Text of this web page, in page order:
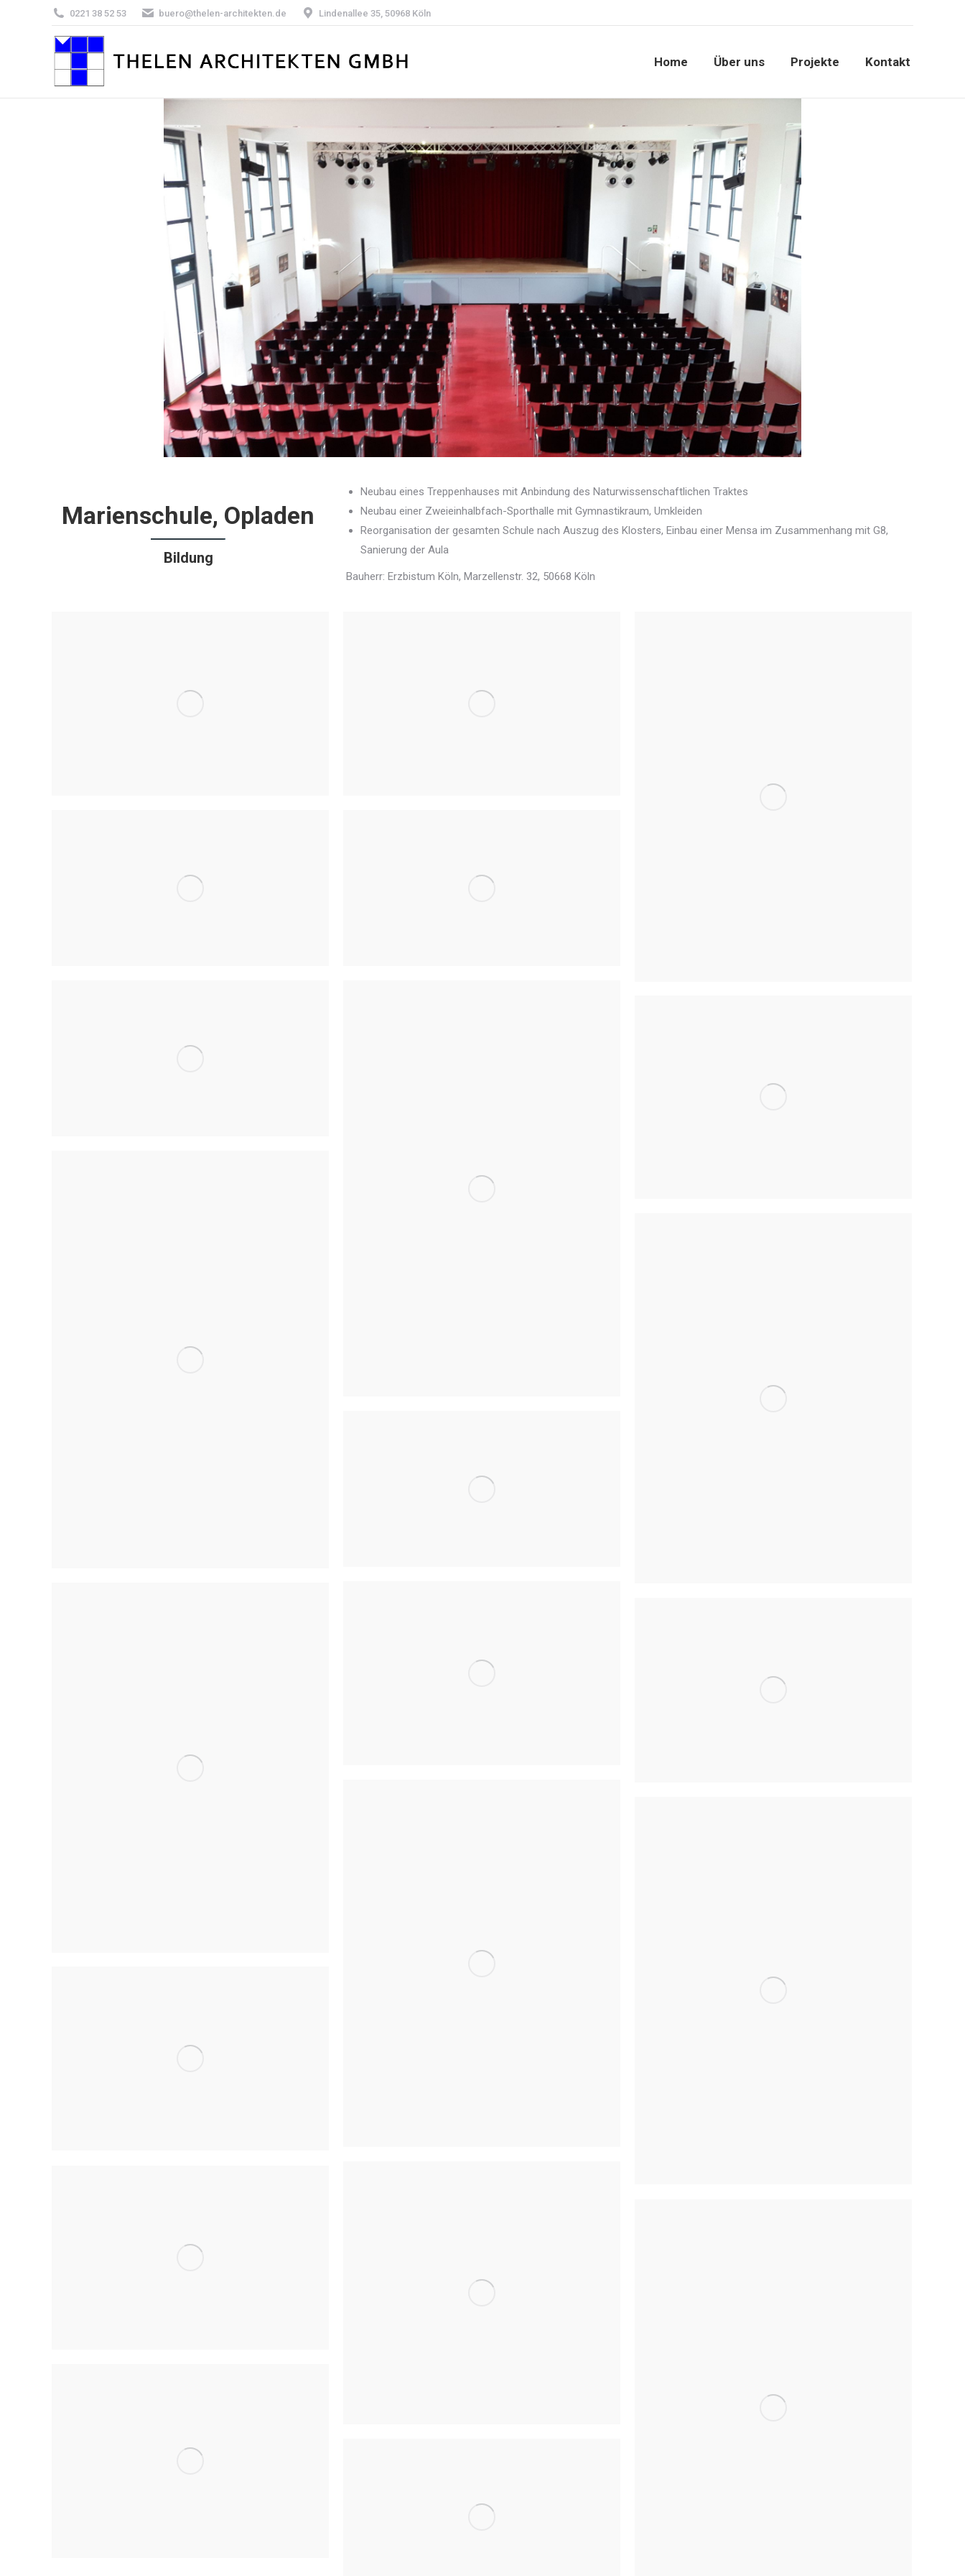
0221 38 52 53 buero@thelen-architekten.de Lindenallee 35, 50968 Köln
Home Über uns Projekte Kontakt
Marienschule, Opladen
Bildung
Neubau eines Treppenhauses mit Anbindung des Naturwissenschaftlichen Traktes
Neubau einer Zweieinhalbfach-Sporthalle mit Gymnastikraum, Umkleiden
Reorganisation der gesamten Schule nach Auszug des Klosters, Einbau einer Mensa im Zusammenhang mit G8,
Sanierung der Aula
Bauherr: Erzbistum Köln, Marzellenstr. 32, 50668 Köln